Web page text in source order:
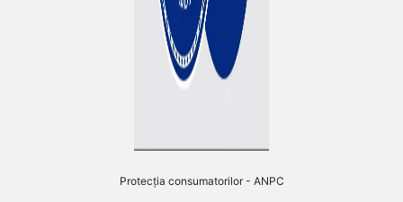
Protecția consumatorilor - ANPC